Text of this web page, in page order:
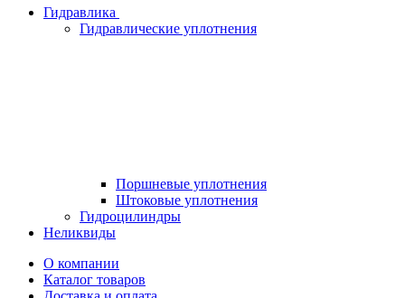
Гидравлика
Гидравлические уплотнения
Поршневые уплотнения
Штоковые уплотнения
Гидроцилиндры
Неликвиды
О компании
Каталог товаров